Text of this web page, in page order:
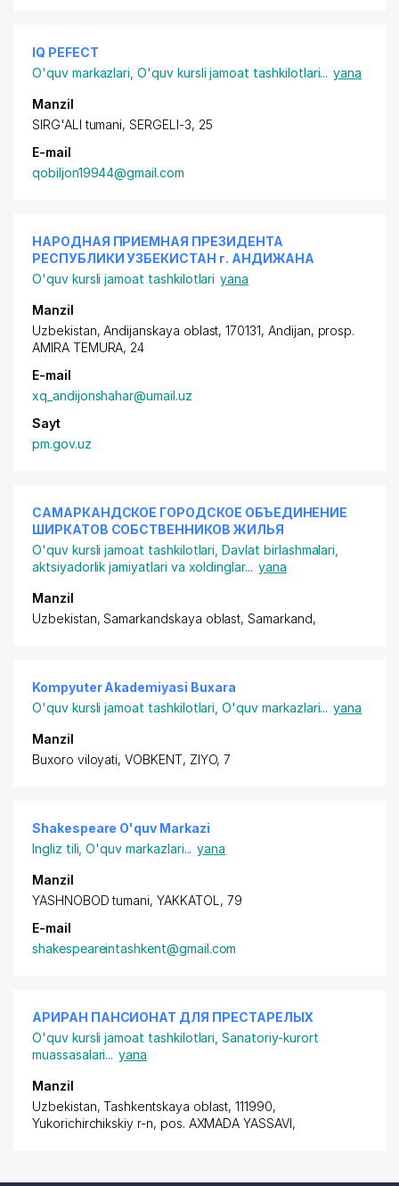
IQ PEFECT
O'quv markazlari ,O'quv kursli jamoat tashkilotlari... yana
Manzil
SIRG'ALI tumani, SERGELI-3, 25
E-mail
qobiljon19944@gmail.com
НАРОДНАЯ ПРИЕМНАЯ ПРЕЗИДЕНТА
РЕСПУБЛИКИ УЗБЕКИСТАН г. АНДИЖАНА
O'quv kursli jamoat tashkilotlari yana
Manzil
Uzbekistan, Andijanskaya oblast, 170131, Andijan, prosp.
AMIRA TEMURA, 24
E-mail
xq_andijonshahar@umail.uz
Sayt
pm.gov.uz
САМАРКАНДСКОЕ ГОРОДСКОЕ ОБЪЕДИНЕНИЕ
ШИРКАТОВ СОБСТВЕННИКОВ ЖИЛЬЯ
O'quv kursli jamoat tashkilotlari ,Davlat birlashmalari,
aktsiyadorlik jamiyatlari va xoldinglar... yana
Manzil
Uzbekistan, Samarkandskaya oblast, Samarkand,
Kompyuter Akademiyasi Buxara
O'quv kursli jamoat tashkilotlari ,O'quv markazlari... yana
Manzil
Buxoro viloyati, VOBKENT, ZIYO, 7
Shakespeare O'quv Markazi
Ingliz tili ,O'quv markazlari... yana
Manzil
YASHNOBOD tumani, YAKKATOL, 79
E-mail
shakespeareintashkent@gmail.com
АРИРАН ПАНСИОНАТ ДЛЯ ПРЕСТАРЕЛЫХ
O'quv kursli jamoat tashkilotlari ,Sanatoriy-kurort
muassasalari... yana
Manzil
Uzbekistan, Tashkentskaya oblast, 111990,
Yukorichirchikskiy r-n, pos. AXMADA YASSAVI,